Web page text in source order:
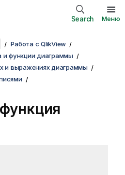
Search Меню
Работа с QlikView
и функции диаграммы
и выражениях диаграммы